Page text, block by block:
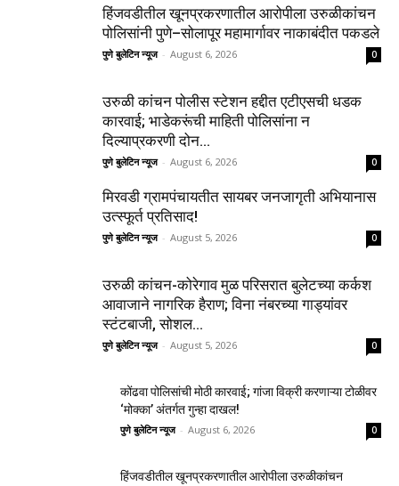
हिंजवडीतील खूनप्रकरणातील आरोपीला उरुळीकांचन
पोलिसांनी पुणे–सोलापूर महामार्गावर नाकाबंदीत पकडले
पुणे बुलेटिन न्यूज - August 6, 2026 0
उरुळी कांचन पोलीस स्टेशन हद्दीत एटीएसची धडक
कारवाई; भाडेकरूंची माहिती पोलिसांना न
दिल्याप्रकरणी दोन...
पुणे बुलेटिन न्यूज - August 6, 2026 0
मिरवडी ग्रामपंचायतीत सायबर जनजागृती अभियानास
उत्स्फूर्त प्रतिसाद!
पुणे बुलेटिन न्यूज - August 5, 2026 0
उरुळी कांचन-कोरेगाव मुळ परिसरात बुलेटच्या कर्कश
आवाजाने नागरिक हैराण; विना नंबरच्या गाड्यांवर
स्टंटबाजी, सोशल...
पुणे बुलेटिन न्यूज - August 5, 2026 0
कोंढवा पोलिसांची मोठी कारवाई; गांजा विक्री करणाऱ्या टोळीवर
‘मोक्का’ अंतर्गत गुन्हा दाखल!
पुणे बुलेटिन न्यूज - August 6, 2026 0
हिंजवडीतील खूनप्रकरणातील आरोपीला उरुळीकांचन